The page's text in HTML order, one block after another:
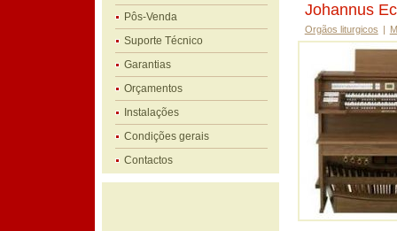
Pôs-Venda
Suporte Técnico
Garantias
Orçamentos
Instalações
Condições gerais
Contactos
Johannus
Orgãos liturgicos |